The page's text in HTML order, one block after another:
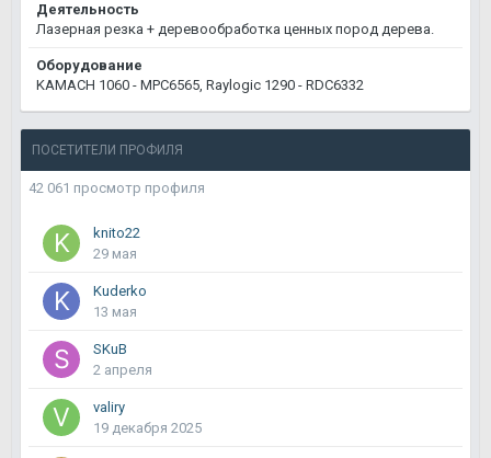
Деятельность
Лазерная резка + деревообработка ценных пород дерева.
Оборудование
KAMACH 1060 - MPC6565, Raylogic 1290 - RDC6332
ПОСЕТИТЕЛИ ПРОФИЛЯ
42 061 просмотр профиля
knito22
29 мая
Kuderko
13 мая
SKuB
2 апреля
valiry
19 декабря 2025